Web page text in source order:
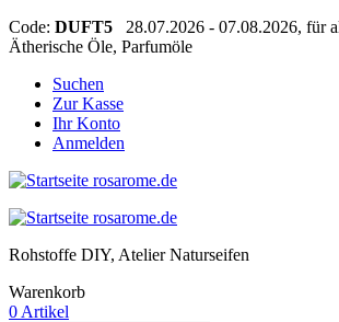
Code: DUFT5 28.07.2026 - 07.08.2026, für
Ätherische Öle, Parfumöle
Suchen
Zur Kasse
Ihr Konto
Anmelden
Rohstoffe DIY, Atelier Naturseifen
Warenkorb
0 Artikel